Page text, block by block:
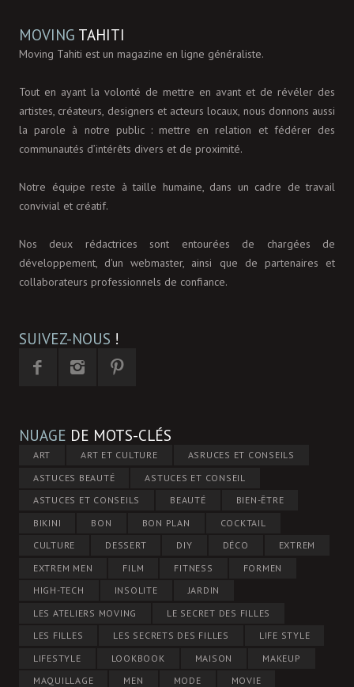
MOVING TAHITI
Moving Tahiti est un magazine en ligne généraliste.
Tout en ayant la volonté de mettre en avant et de révéler des
artistes, créateurs, designers et acteurs locaux, nous donnons aussi
la parole à notre public : mettre en relation et fédérer des
communautés d’intérêts divers et de proximité.
Notre équipe reste à taille humaine, dans un cadre de travail
convivial et créatif.
Nos deux rédactrices sont entourées de chargées de
développement, d'un webmaster, ainsi que de partenaires et
collaborateurs professionnels de confiance.
SUIVEZ-NOUS !
NUAGE DE MOTS-CLÉS
ART ART ET CULTURE
ASRUCES ET CONSEILS
ASTUCES BEAUTÉ
ASTUCES ET CONSEIL
ASTUCES ET CONSEILS
BEAUTÉ
BIEN-ÊTRE
BIKINI
BON BON PLAN
COCKTAIL
CULTURE
DESSERT DIY DÉCO
EXTREM
EXTREM MEN
FILM FITNESS
FORMEN
HIGH-TECH
INSOLITE
JARDIN
LES ATELIERS MOVING
LE SECRET DES FILLES
LES FILLES
LES SECRETS DES FILLES
LIFE STYLE
LIFESTYLE
LOOKBOOK MAISON
MAKEUP
MAQUILLAGE
MEN MODE MOVIE